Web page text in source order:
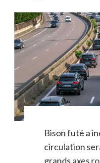
Bison futé a
circulation
grands axes